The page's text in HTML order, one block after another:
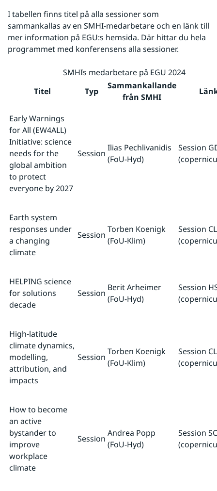
I tabellen finns titel på alla sessioner som
sammankallas av en SMHI-medarbetare och en länk till
mer information på EGU:s hemsida. Där hittar du hela
programmet med konferensens alla sessioner.
SMHIs medarbetare på EGU 2024
Titel
Typ
Sammankallande
från SMHI
Early Warnings
for All (EW4ALL)
Initiative: science
needs for the
global ambition
to protect
everyone by 2027
Session
Ilias Pechlivanidis
(FoU-Hyd)
Session
Earth system
responses under
a changing
climate
Session
Torben Koenigk
(FoU-Klim)
Session
HELPING science
for solutions
decade
Session
Berit Arheimer
(FoU-Hyd)
Session
High-latitude
climate dynamics,
modelling,
attribution, and
impacts
Session
Torben Koenigk
(FoU-Klim)
Session
How to become
an active
bystander to
improve
workplace
climate
Session
Andrea Popp
(FoU-Hyd)
Session